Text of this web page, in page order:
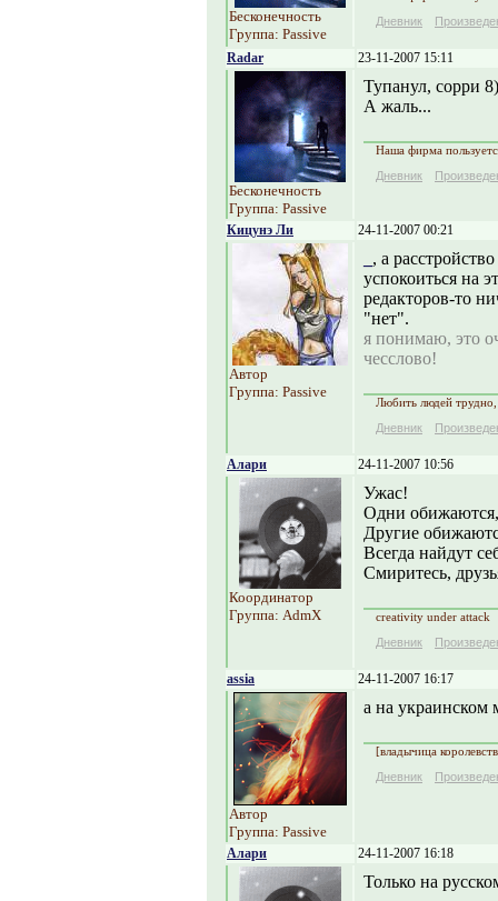
Бесконечность
Группа: Passive
Дневник
Radar 23-11-2007 15:11
Бесконечность
Группа: Passive
Тупанул, сорри 8)
А жаль...
Наша фирма
Дневник
Кицунэ Ли 24-11-2007 00:21
Автор
Группа: Passive
, а
успокоиться на
редакторов-то
"нет".
я понимаю, это
чесслово!
Любить людей
Дневник
Алари 24-11-2007 10:56
Координатор
Группа: AdmX
Ужас!
Одни обижаются,
Другие
Всегда найдут
Смиритесь,
creativity under attack
Дневник
assia 24-11-2007 16:17
Автор
Группа: Passive
а на украинском
[владычица
Дневник
Алари 24-11-2007 16:18
Только на